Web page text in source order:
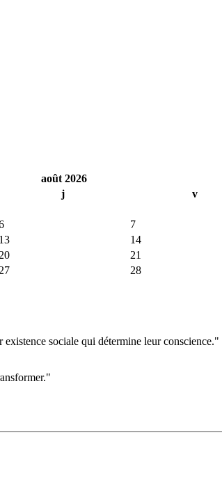
août 2026
j v
7
13 14
20 21
27 28
sociale qui détermine leur conscience."